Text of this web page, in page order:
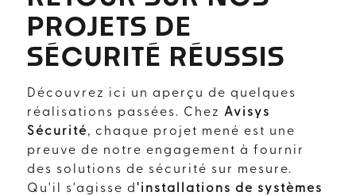
PROJETS DE
SÉCURITÉ RÉUSSIS
Découvrez ici un aperçu de quelques
réalisations passées. Chez Avisys
Sécurité, chaque projet mené est une
preuve de notre engagement à fournir
des solutions de sécurité sur mesure.
Qu'il s'agisse d 'installations de systèmes